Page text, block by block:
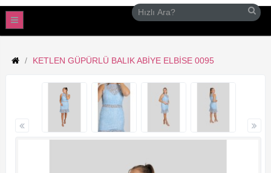
KETLEN GÜPÜRLÜ BALIK ABIYE ELBISE 0095